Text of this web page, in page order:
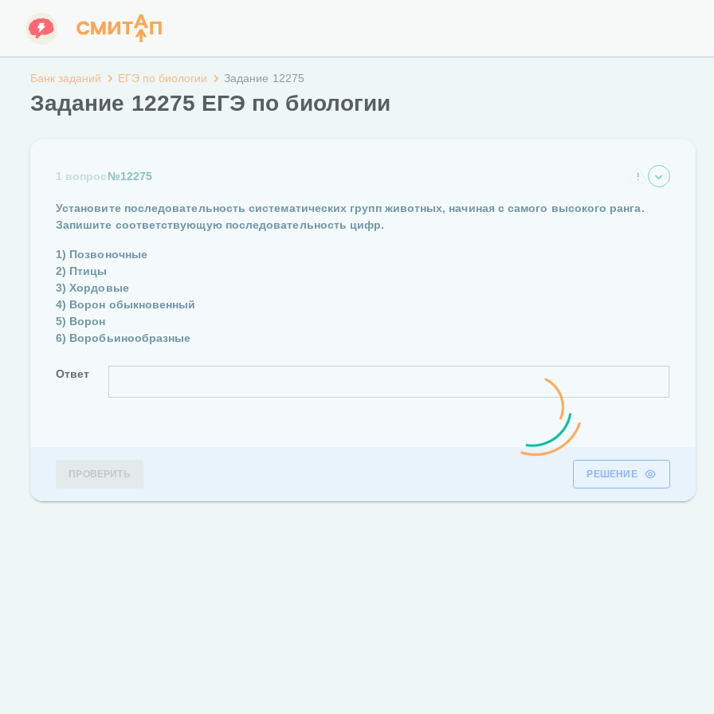
Банк заданий ЕГЭ по биологии Задание 12275
Задание 12275 ЕГЭ по биологии
1 вопрос№12275
Установите последовательность систематических групп животных, начиная с самого высокого ранга.
Запишите соответствующую последовательность цифр.
1) Позвоночные
2) Птицы
3) Хордовые
4) Ворон обыкновенный
5) Ворон
6) Воробьинообразные
Ответ
ПРОВЕРИТЬ РЕШЕНИЕ